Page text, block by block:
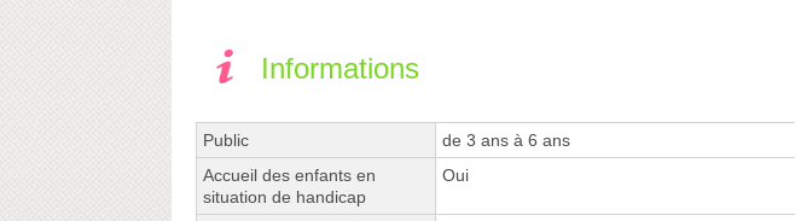
Informations
Public
de 3 ans à 6 ans
Accueil des enfants en
situation de handicap
Oui